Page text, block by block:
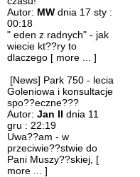
Autor: MW dnia 17 sty :
00:18
" eden z radnych" - jak
wiecie kt??ry to
dlaczego [ more ... ]
[News] Park 750 - lecia
Goleniowa i konsultacje
spo??eczne???
Autor: Jan II dnia 11
gru : 22:19
Uwa??am - w
przeciwie??stwie do
Pani Muszy??skiej, [
more ... ]